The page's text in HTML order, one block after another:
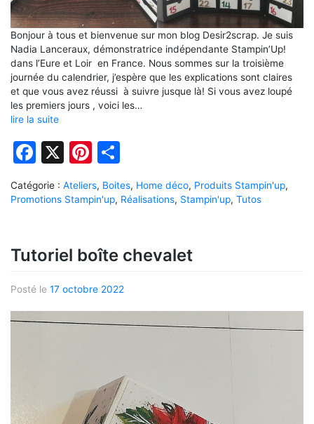
Bonjour à tous et bienvenue sur mon blog Desir2scrap. Je suis
Nadia Lanceraux, démonstratrice indépendante Stampin’Up!
dans l’Eure et Loir en France. Nous sommes sur la troisième
journée du calendrier, j’espère que les explications sont claires
et que vous avez réussi à suivre jusque là! Si vous avez loupé
les premiers jours , voici les…
lire la suite
Facebook
X Pinterest
Catégorie : Ateliers, Boites, Home déco, Produits Stampin'up,
Promotions Stampin'up, Réalisations, Stampin'up, Tutos
Tutoriel boîte chevalet
Posté le 17 octobre 2022